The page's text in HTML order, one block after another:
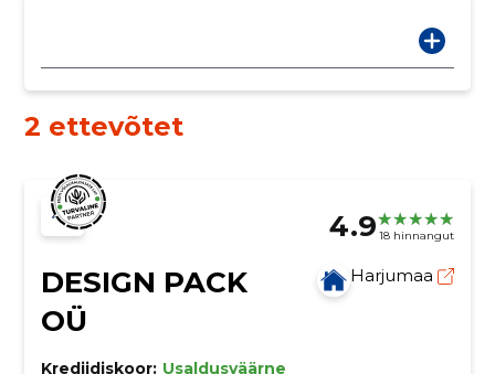
2 ettevõtet
4.9 18 hinnangut
DESIGN PACK
OÜ
Harjumaa
Krediidiskoor: Usaldusväärne